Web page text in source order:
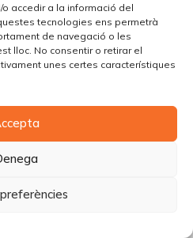
accedir a la informació del
tecnologies ens permetrà
de navegació o les
lloc. No consentir o retirar el
unes certes característiques
Agency2026
Agency
de cookies